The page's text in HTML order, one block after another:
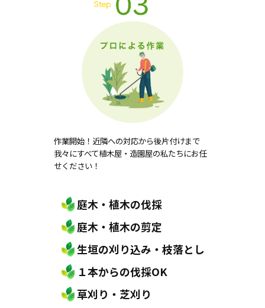
作業開始！近隣への対応から後片付けまで
我々にすべて植木屋・造園屋の私たちにお任
せください！
庭木・植木の伐採
庭木・植木の剪定
生垣の刈り込み・枝落とし
１本からの伐採OK
草刈り・芝刈り